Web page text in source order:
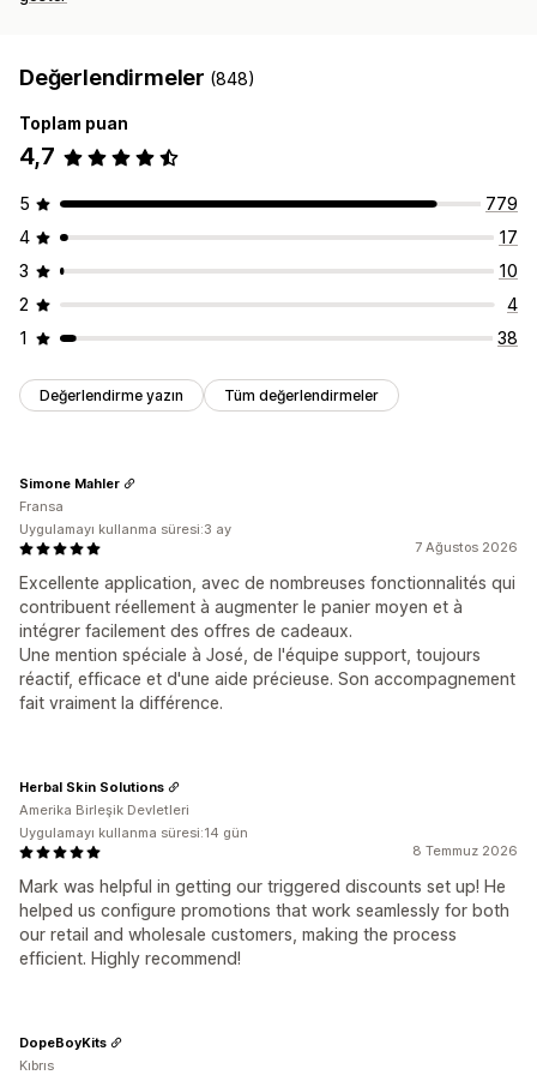
Değerlendirmeler (848)
Toplam puan
4,7
5
779
4
17
3
10
2
4
1
38
Değerlendirme yazın Tüm değerlendirmeler
7 Ağustos 2026
Excellente application, avec de nombreuses fonctionnalités qui
contribuent réellement à augmenter le panier moyen et à
intégrer facilement des offres de cadeaux.
Une mention spéciale à José, de l'équipe support, toujours
réactif, efficace et d'une aide précieuse. Son accompagnement
fait vraiment la différence.
Simone Mahler
Fransa
Uygulamayı kullanma süresi:3 ay
8 Temmuz 2026
Mark was helpful in getting our triggered discounts set up! He
helped us configure promotions that work seamlessly for both
our retail and wholesale customers, making the process
efficient. Highly recommend!
Herbal Skin Solutions
Amerika Birleşik Devletleri
Uygulamayı kullanma süresi:14 gün
DopeBoyKits
Kıbrıs